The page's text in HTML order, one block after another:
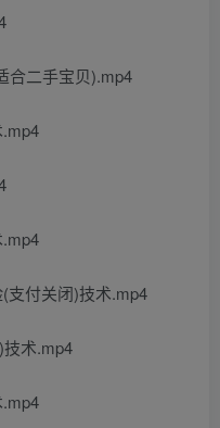
合二手宝贝).mp4
支付关闭)技术.mp4
术.mp4